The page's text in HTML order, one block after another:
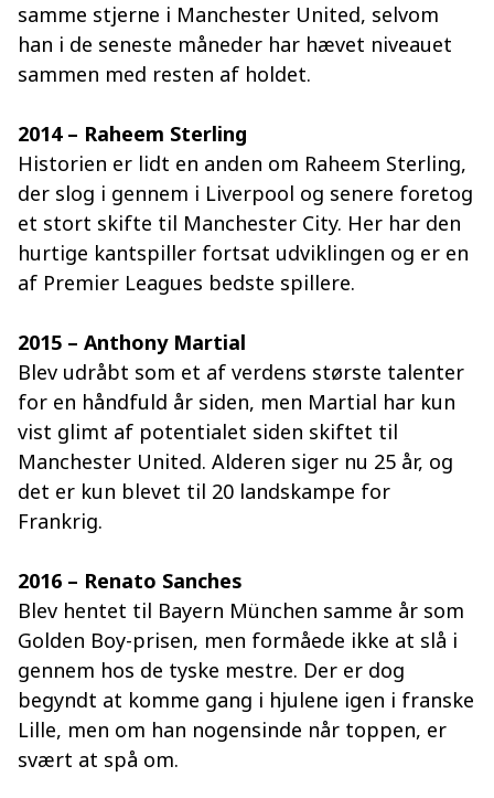
samme stjerne i Manchester United, selvom
han i de seneste måneder har hævet niveauet
sammen med resten af holdet.
2014 – Raheem Sterling
Historien er lidt en anden om Raheem Sterling,
der slog i gennem i Liverpool og senere foretog
et stort skifte til Manchester City. Her har den
hurtige kantspiller fortsat udviklingen og er en
af Premier Leagues bedste spillere.
2015 – Anthony Martial
Blev udråbt som et af verdens største talenter
for en håndfuld år siden, men Martial har kun
vist glimt af potentialet siden skiftet til
Manchester United. Alderen siger nu 25 år, og
det er kun blevet til 20 landskampe for
Frankrig.
2016 – Renato Sanches
Blev hentet til Bayern München samme år som
Golden Boy-prisen, men formåede ikke at slå i
gennem hos de tyske mestre. Der er dog
begyndt at komme gang i hjulene igen i franske
Lille, men om han nogensinde når toppen, er
svært at spå om.